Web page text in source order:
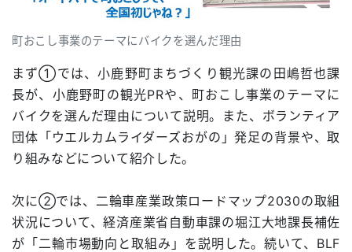
町おこし事業のテーマにバイクを選んだ理由
まず①では、小鹿野町まちづくり観光課の田嶋哲也課
長が、小鹿野町の観光PRや、町おこし事業のテーマに
バイクを選んだ理由について説明。また、ボランティア
団体「ウエルカムライダーズおがの」発足の背景や、取
り組みなどについて紹介した。
次に②では、二輪車産業政策ロードマップ2030の取組
状況について、経済産業省自動車課の堀江大地課長補佐
が「二輪市場動向と取組み」を説明した。続いて、BLF